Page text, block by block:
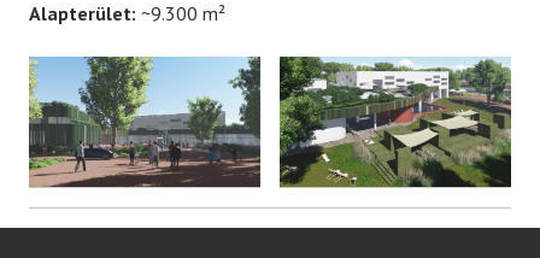
Alapterület: ~9.300 m²